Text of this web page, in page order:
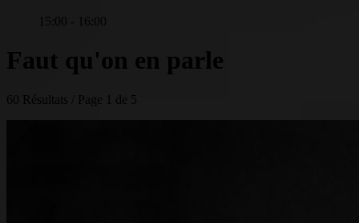
15:00 - 16:00
Faut qu'on en parle
60 Résultats / Page 1 de 5